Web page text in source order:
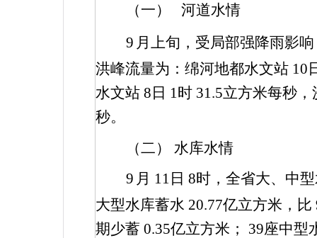
（一）
河道水情
9 月上旬，受局部强降雨影
洪峰流量为：绵河地都水文站 10
水文站 8 日 1时 31.5立方米每秒
秒。
（二） 水库水情
9 月 11 日 8时，全省大、中
大型水库蓄水 20.77亿立方米，比
期少蓄 0.35亿立方米； 39座中型